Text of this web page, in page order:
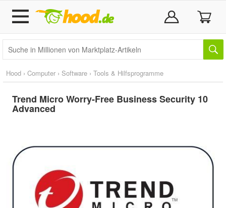
Hood › Computer › Software › Tools & Hilfsprogramme
Trend Micro Worry-Free Business Security 10
Advanced